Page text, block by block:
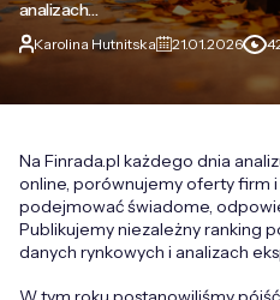
analizach…
Karolina Hutnitska 21.01.2026
Na Finrada.pl każdego dnia
online, porównujemy oferty firm
podejmować świadome,
Publikujemy niezależny ranking
danych rynkowych i analizach